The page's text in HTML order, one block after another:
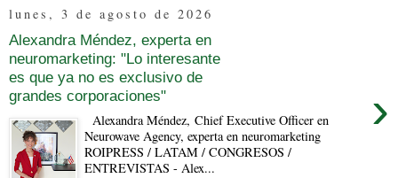
lunes, 3 de agosto de 2026
Alexandra Méndez, experta en
neuromarketing: "Lo interesante
es que ya no es exclusivo de
grandes corporaciones"
›
Alexandra Méndez, Chief Executive Officer en
Neurowave Agency, experta en neuromarketing
ROIPRESS / LATAM / CONGRESOS /
ENTREVISTAS - Alex...